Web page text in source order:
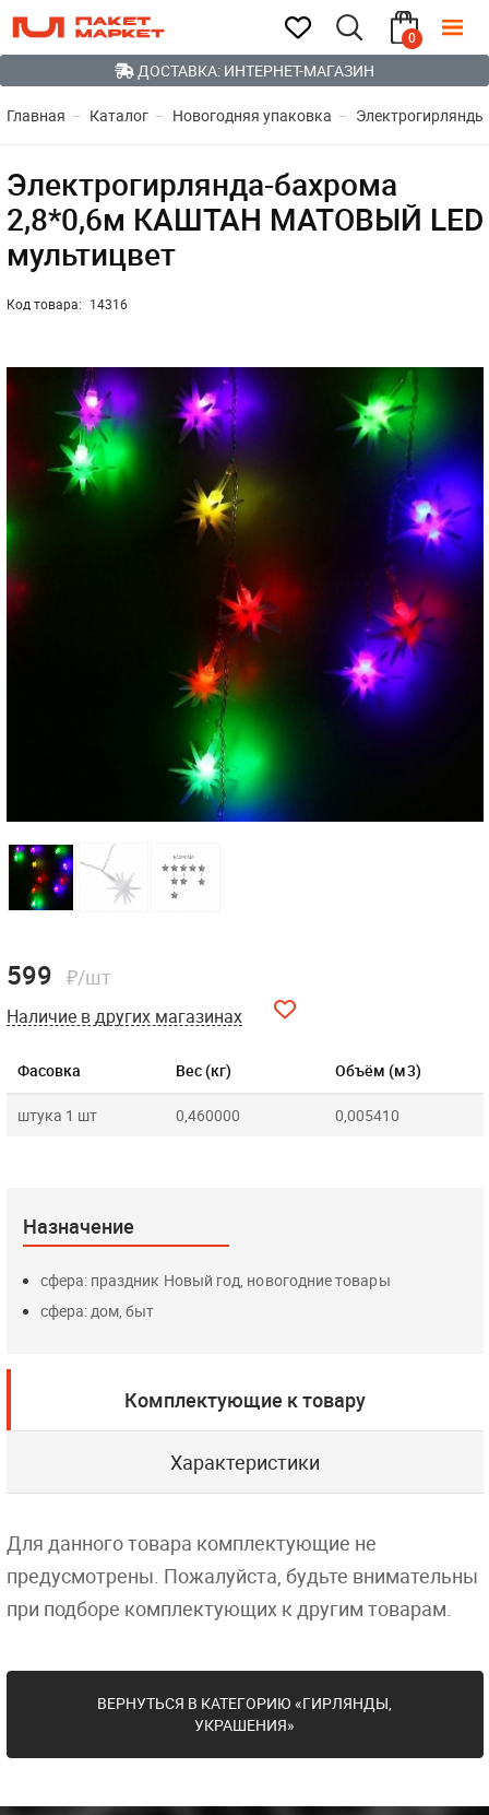
0
ДОСТАВКА: ИНТЕРНЕТ-МАГАЗИН
Главная Каталог Новогодняя упаковка Электрогирлянды
Электрогирлянда-бахрома
2,8*0,6м КАШТАН МАТОВЫЙ LED
мультицвет
Код товара: 14316
Фасовка Вес (кг) Объём (м3)
штука 1 шт 0,460000 0,005410
599 ₽/шт
Наличие в других магазинах
Назначение
сфера: праздник Новый год, новогодние товары
сфера: дом, быт
Комплектующие к товару
Характеристики
Для данного товара комплектующие не
предусмотрены. Пожалуйста, будьте внимательны
при подборе комплектующих к другим товарам.
ВЕРНУТЬСЯ В КАТЕГОРИЮ «ГИРЛЯНДЫ,
УКРАШЕНИЯ»